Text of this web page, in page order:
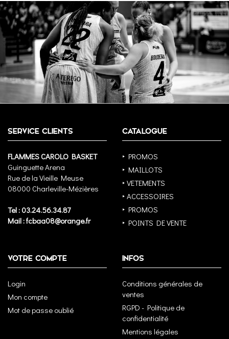
SERVICE CLIENTS
FLAMMES CAROLO BASKET
Guinguette Arena
Rue de la Vieille Meuse
08000 Charleville-Mézières
Tel : 03.24.56.34.87
Mail : fcbaa08@orange.fr
CATALOGUE
‣ PROMOS
‣ MAILLOTS
‣ VETEMENTS
‣ ACCESSOIRES
‣ PROMOS
‣ POINTS DE VENTE
VOTRE COMPTE
Login
Mon compte
Mot de passe oublié
INFOS
Conditions générales de
ventes
RGPD - Politique de
confidentialité
Mentions légales